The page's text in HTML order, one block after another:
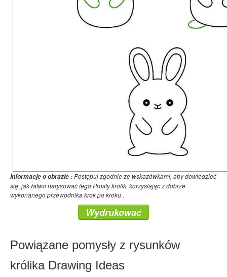
Informacje o obrazie :Postępuj zgodnie ze wskazówkami, aby dowiedzieć
się, jak łatwo narysować tego Prosty królik, korzystając z dobrze
wykonanego przewodnika krok po kroku..
Wydrukować
Powiązane pomysły z rysunków
królika Drawing Ideas